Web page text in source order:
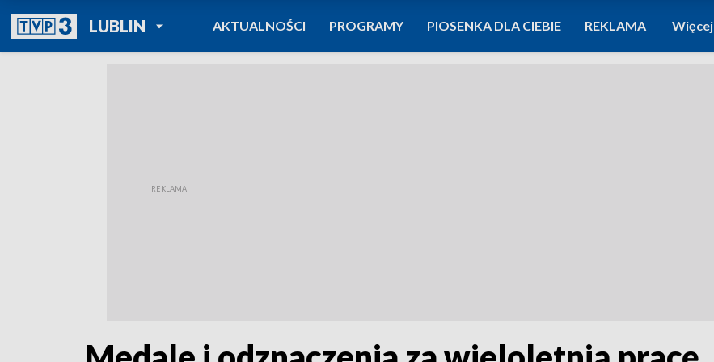
LUBLINPOWRÓT DO
TVP REGIONY
AKTUALNOŚCI PROGRAMY PIOSENKA DLA CIEBIE REKLAMA Więcej